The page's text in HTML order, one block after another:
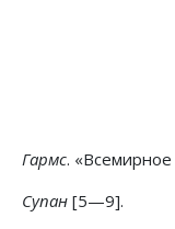
Гармс.
Супан [5—9].